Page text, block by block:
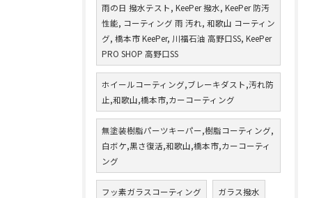
雨の日 撥水テスト, KeePer 撥水, KeePer 防汚
性能, コーティング 雨 汚れ, 和歌山 コーティン
グ, 橋本市 KeePer, 川福石油 高野口SS, KeePer
PRO SHOP 高野口SS
ホイールコーティング,ブレーキダスト,汚れ防
止,和歌山,橋本市,カーコーティング
無塗装樹脂パーツキーパー,樹脂コーティング,
白ボケ,黒さ復活,和歌山,橋本市,カーコーティ
ング
フッ素ガラスコーティング ガラス撥水